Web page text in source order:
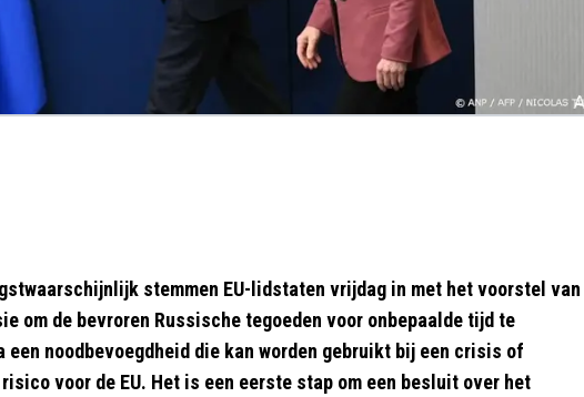
stemmen EU-lidstaten vrijdag in met het voorstel van
om de bevroren Russische tegoeden voor onbepaalde tijd te
een noodbevoegdheid die kan worden gebruikt bij een crisis of
voor de EU. Het is een eerste stap om een besluit over het